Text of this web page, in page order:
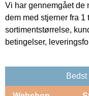
Vi har gennemgået
dem med stjerner fra 1
sortimentstørrelse,
betingelser,